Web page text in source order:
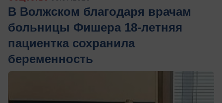
В Волжском благодаря врачам
больницы Фишера 18-летняя
пациентка сохранила
беременность